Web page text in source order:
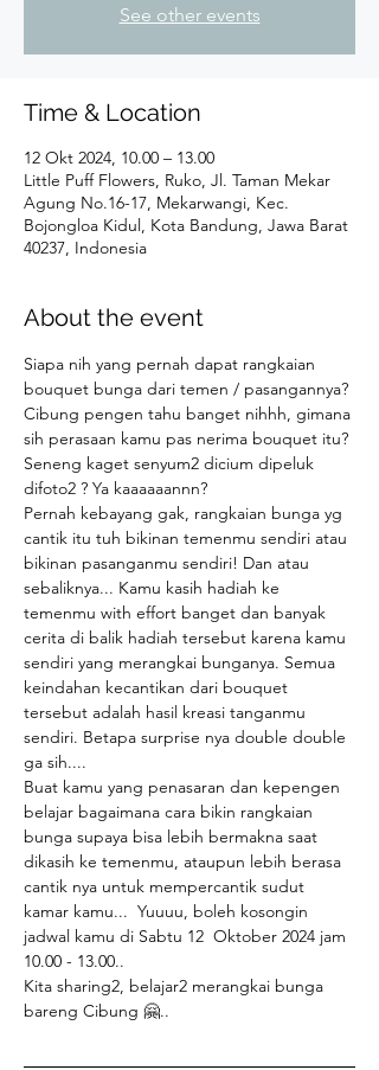
See other events
Time & Location
12 Okt 2024, 10.00 – 13.00
Little Puff Flowers, Ruko, Jl. Taman Mekar
Agung No.16-17, Mekarwangi, Kec.
Bojongloa Kidul, Kota Bandung, Jawa Barat
40237, Indonesia
About the event
Siapa nih yang pernah dapat rangkaian
bouquet bunga dari temen / pasangannya?
Cibung pengen tahu banget nihhh, gimana
sih perasaan kamu pas nerima bouquet itu?
Seneng kaget senyum2 dicium dipeluk
difoto2 ? Ya kaaaaaannn?
Pernah kebayang gak, rangkaian bunga yg
cantik itu tuh bikinan temenmu sendiri atau
bikinan pasanganmu sendiri! Dan atau
sebaliknya... Kamu kasih hadiah ke
temenmu with effort banget dan banyak
cerita di balik hadiah tersebut karena kamu
sendiri yang merangkai bunganya. Semua
keindahan kecantikan dari bouquet
tersebut adalah hasil kreasi tanganmu
sendiri. Betapa surprise nya double double
ga sih....
Buat kamu yang penasaran dan kepengen
belajar bagaimana cara bikin rangkaian
bunga supaya bisa lebih bermakna saat
dikasih ke temenmu, ataupun lebih berasa
cantik nya untuk mempercantik sudut
kamar kamu...  Yuuuu, boleh kosongin
jadwal kamu di Sabtu 12  Oktober 2024 jam
10.00 - 13.00..
Kita sharing2, belajar2 merangkai bunga
bareng Cibung 🤗..